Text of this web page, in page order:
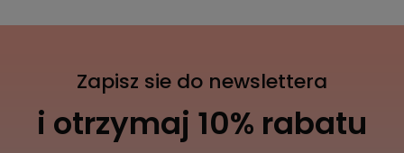
Zapisz sie do newslettera
i otrzymaj 10% rabatu